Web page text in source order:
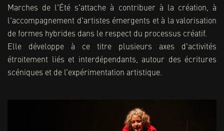
Marches de l'Été s'attache à contribuer à la création, à
l'accompagnement d'artistes émergents et à la valorisation
de formes hybrides dans le respect du processus créatif.
Elle développe à ce titre plusieurs axes d'activités
étroitement liés et interdépendants, autour des écritures
scéniques et de l’expérimentation artistique.